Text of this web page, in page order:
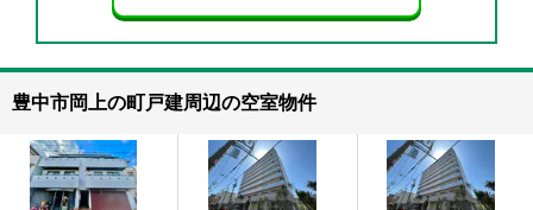
豊中市岡上の町戸建周辺の空室物件